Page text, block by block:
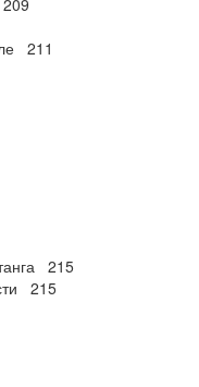
211
215
215